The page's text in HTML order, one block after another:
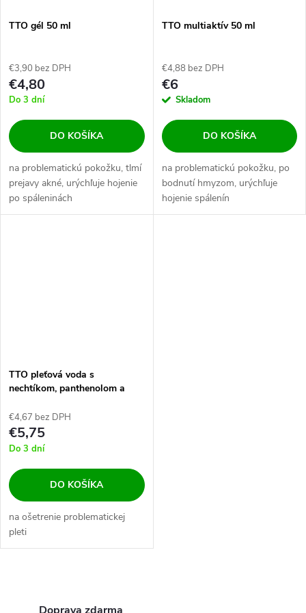
TTO gél 50 ml
€3,90 bez DPH
€4,80
Do 3 dní
DO KOŠÍKA
na problematickú pokožku, tlmí
prejavy akné, urýchľuje hojenie
po spáleninách
TTO multiaktív 50 ml
€4,88 bez DPH
€6
Skladom
DO KOŠÍKA
na problematickú pokožku, po
bodnutí hmyzom, urýchľuje
hojenie spálenín
TTO pleťová voda s
nechtíkom, panthenolom a
€4,67 bez DPH
€5,75
Do 3 dní
DO KOŠÍKA
na ošetrenie problematickej
pleti
Doprava zdarma